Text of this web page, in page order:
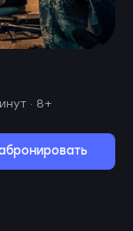
· 8+